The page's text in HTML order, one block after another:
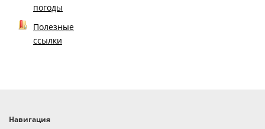
погоды
Полезные
ссылки
Навигация